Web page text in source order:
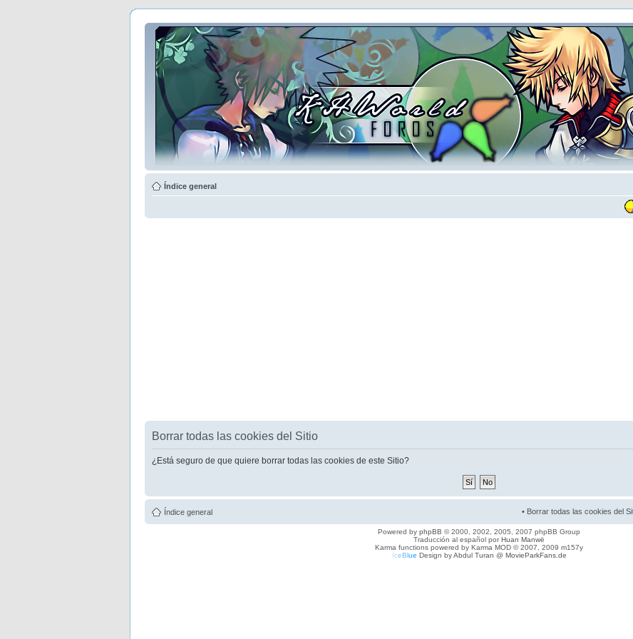
Índice general
Borrar todas las cookies del Sitio
¿Está seguro de que quiere borrar todas las cookies de este Sitio?
Índice general • Borrar todas las cookies del
Powered by phpBB © 2000, 2002, 2005, 2007 phpBB Group
Traducción al español porHuan Manwë
Karma functions powered by Karma MOD © 2007, 2009 m157y
IceBlue Design byAbdul Turan @ MovieParkFans.de